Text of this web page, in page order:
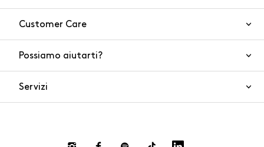
Customer Care
Sicurezza del prodotto
Possiamo aiutarti?
Servizi
Click and collect